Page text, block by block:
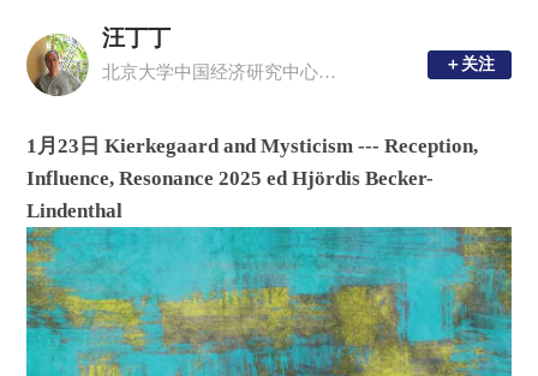
汪丁丁
北京大学中国经济研究中心和浙江大学经济学院经济学教授，财新传媒学术顾问 ＋关注
＋关注
1 月23日 Kierkegaard and Mysticism --- Reception,
Influence, Resonance 2025 ed Hjördis Becker-
Lindenthal